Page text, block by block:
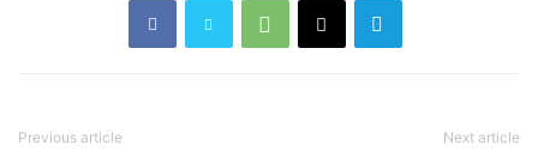
Previous article Next article